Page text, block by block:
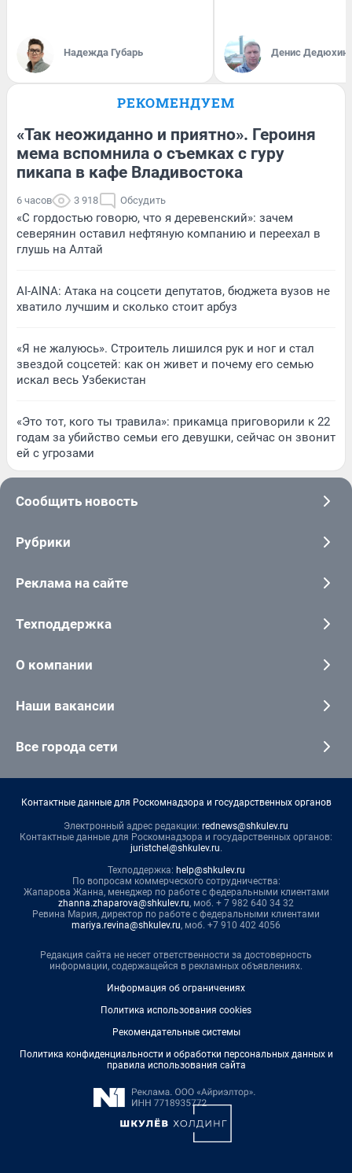
Надежда Губарь Денис Дедюхин
РЕКОМЕНДУЕМ
«Так неожиданно и приятно». Героиня
мема вспомнила о съемках с гуру
пикапа в кафе Владивостока
6 часов 3 918 Обсудить
«С гордостью говорю, что я деревенский»: зачем
северянин оставил нефтяную компанию и переехал в
глушь на Алтай
AI-AINA: Атака на соцсети депутатов, бюджета вузов не
хватило лучшим и сколько стоит арбуз
«Я не жалуюсь». Строитель лишился рук и ног и стал
звездой соцсетей: как он живет и почему его семью
искал весь Узбекистан
«Это тот, кого ты травила»: прикамца приговорили к 22
годам за убийство семьи его девушки, сейчас он звонит
ей с угрозами
Сообщить новость
Рубрики
Реклама на сайте
Техподдержка
О компании
Наши вакансии
Все города сети
Контактные данные для Роскомнадзора и государственных органов
Электронный адрес редакции: rednews@shkulev.ru
Контактные данные для Роскомнадзора и государственных органов:
juristchel@shkulev.ru.
Техподдержка: help@shkulev.ru
По вопросам коммерческого сотрудничества:
Жапарова Жанна, менеджер по работе с федеральными клиентами
zhanna.zhaparova@shkulev.ru, моб. + 7 982 640 34 32
Ревина Мария, директор по работе с федеральными клиентами
mariya.revina@shkulev.ru, моб. +7 910 402 4056
Редакция сайта не несет ответственности за достоверность
информации, содержащейся в рекламных объявлениях.
Информация об ограничениях
Политика использования cookies
Рекомендательные системы
Политика конфиденциальности и обработки персональных данных и
правила использования сайта